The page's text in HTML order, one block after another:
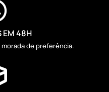
EM 48H
de preferência.